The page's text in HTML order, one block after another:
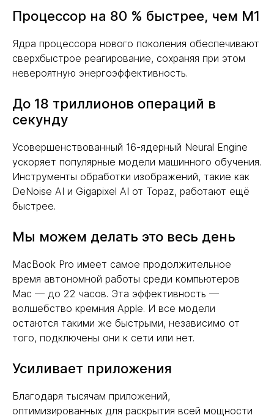
Процессор на 80 % быстрее, чем M1
Ядра процессора нового поколения обеспечивают
сверхбыстрое реагирование, сохраняя при этом
невероятную энергоэффективность.
До 18 триллионов операций в
секунду
Усовершенствованный 16-ядерный Neural Engine
ускоряет популярные модели машинного обучения.
Инструменты обработки изображений, такие как
DeNoise AI и Gigapixel AI от Topaz, работают ещё
быстрее.
Мы можем делать это весь день
MacBook Pro имеет самое продолжительное
время автономной работы среди компьютеров
Mac — до 22 часов. Эта эффективность —
волшебство кремния Apple. И все модели
остаются такими же быстрыми, независимо от
того, подключены они к сети или нет.
Усиливает приложения
Благодаря тысячам приложений,
оптимизированных для раскрытия всей мощности